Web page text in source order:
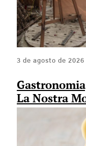
3 de agosto de 2026
La Nostra